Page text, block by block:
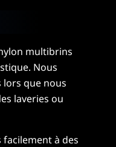
multibrins
Nous
lors que nous
laveries ou
à des